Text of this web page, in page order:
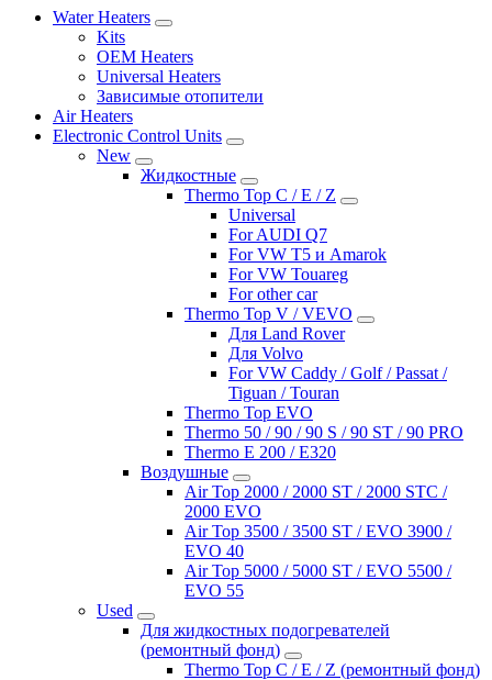
Water Heaters
Kits
OEM Heaters
Universal Heaters
Зависимые отопители
Air Heaters
Electronic Control Units
New
Жидкостные
Thermo Top C / E / Z
Universal
For AUDI Q7
For VW T5 и Amarok
For VW Touareg
For other car
Thermo Top V / VEVO
Для Land Rover
Для Volvo
For VW Caddy / Golf / Passat /
Tiguan / Touran
Thermo Top EVO
Thermo 50 / 90 / 90 S / 90 ST / 90 PRO
Thermo E 200 / E320
Воздушные
Air Top 2000 / 2000 ST / 2000 STC /
2000 EVO
Air Top 3500 / 3500 ST / EVO 3900 /
EVO 40
Air Top 5000 / 5000 ST / EVO 5500 /
EVO 55
Used
Для жидкостных подогревателей
(ремонтный фонд)
Thermo Top C / E / Z (ремонтный фонд)